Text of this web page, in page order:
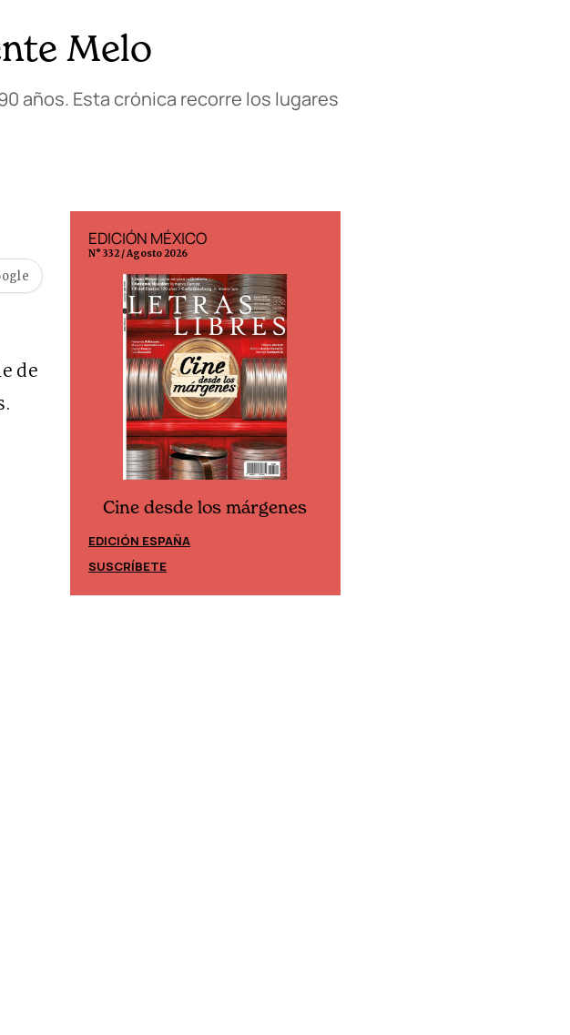
Melo
años. Esta crónica recorre los lugares
de
EDICIÓN MÉXICO
N° 332 / Agosto 2026
Cine desde los márgenes
EDICIÓN ESPAÑA
SUSCRÍBETE